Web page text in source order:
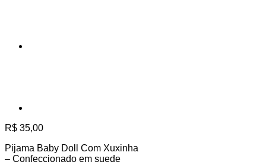
R$ 35,00
Pijama Baby Doll Com Xuxinha
– Confeccionado em suede